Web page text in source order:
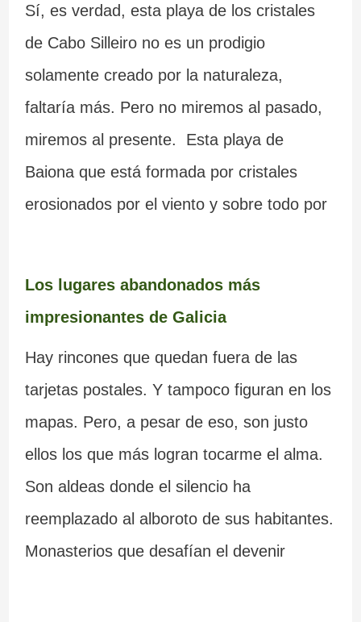
Sí, es verdad, esta playa de los cristales
de Cabo Silleiro no es un prodigio
solamente creado por la naturaleza,
faltaría más. Pero no miremos al pasado,
miremos al presente. Esta playa de
Baiona que está formada por cristales
erosionados por el viento y sobre todo por
Los lugares abandonados más
impresionantes de Galicia
Hay rincones que quedan fuera de las
tarjetas postales. Y tampoco figuran en los
mapas. Pero, a pesar de eso, son justo
ellos los que más logran tocarme el alma.
Son aldeas donde el silencio ha
reemplazado al alboroto de sus habitantes.
Monasterios que desafían el devenir